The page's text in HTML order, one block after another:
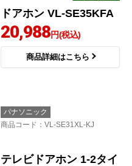
ドアホン VL-SE35KFA
20,988円(税込)
商品詳細はこちら
パナソニック
商品コード ：VL-SE31XL-KJ